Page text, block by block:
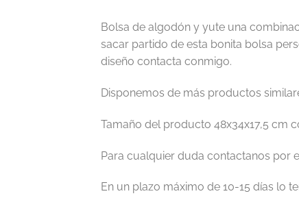
Bolsa de algodón y yute una
sacar partido de esta bonita bolsa
diseño contacta conmigo.
Disponemos de más productos
Tamaño del producto 48x34x17,5 cm
Para cualquier duda contactanos por
En un plazo máximo de 10-15 días lo